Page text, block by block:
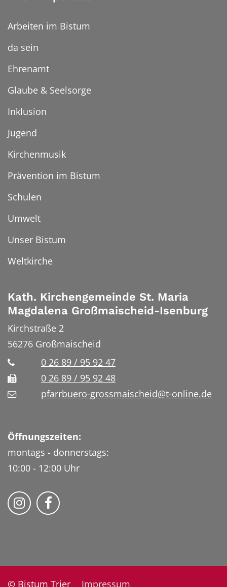
Arbeiten im Bistum
da sein
Ehrenamt
Glaube & Seelsorge
Inklusion
Jugend
Kirchenmusik
Prävention im Bistum
Schulen
Umwelt
Unser Bistum
Weltkirche
Kath. Kirchengemeinde St. Maria
Magdalena Großmaischeid-Isenburg
Kirchstraße 2
56276 Großmaischeid
0 26 89 / 95 92 47
0 26 89 / 95 92 48
pfarrbuero-grossmaischeid@t-online.de
Öffnungszeiten:
montags - donnerstags:
10:00 - 12:00 Uhr
Folge uns auf Instragram
Fogle uns auf Facebook
© Bistum Trier Impressum